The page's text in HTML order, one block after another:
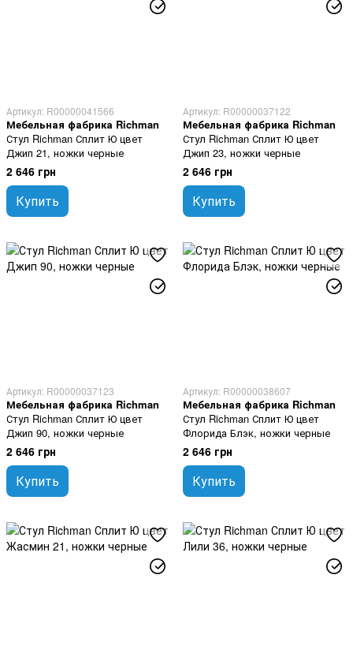
Артикул: R00000041566
Мебельная фабрика Richman
Стул Richman Сплит Ю цвет
Джип 21, ножки черные
2 646 грн
Купить
Артикул: R00000037122
Мебельная фабрика Richman
Стул Richman Сплит Ю цвет
Джип 23, ножки черные
2 646 грн
Купить
Артикул: R00000037123
Мебельная фабрика Richman
Стул Richman Сплит Ю цвет
Джип 90, ножки черные
2 646 грн
Купить
Артикул: R00000038607
Мебельная фабрика Richman
Стул Richman Сплит Ю цвет
Флорида Блэк, ножки черные
2 646 грн
Купить